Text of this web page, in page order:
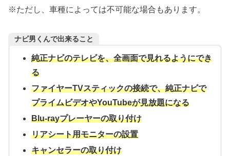
※ただし、車種によっては不可能な場合もあります。
ナビ男くんで出来ること
純正ナビのテレビを、全画面で見れるようにでき
る
ファイヤーTVスティックの接続で、純正ナビで
プライムビデオやYouTubeが見放題になる
Blu-rayプレーヤーの取り付け
リアシート用モニターの設置
キャンセラーの取り付け